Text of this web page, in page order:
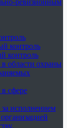
ревизионным
контроль
контроль
области охраны
сфере
исполнением